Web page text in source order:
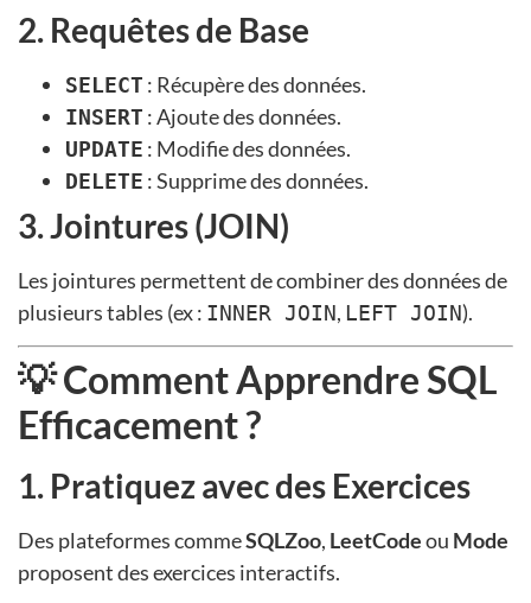
2. Requêtes de Base
SELECT : Récupère des données.
INSERT : Ajoute des données.
UPDATE : Modifie des données.
DELETE : Supprime des données.
3. Jointures (JOIN)
Les jointures permettent de combiner des données de
plusieurs tables (ex : INNER JOIN, LEFT JOIN).
💡 Comment Apprendre SQL
Efficacement ?
1. Pratiquez avec des Exercices
Des plateformes commeSQLZoo, LeetCodeou Mode
proposent des exercices interactifs.